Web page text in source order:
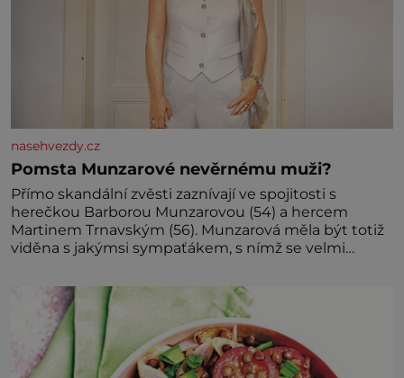
nasehvezdy.cz
Pomsta Munzarové nevěrnému muži?
Přímo skandální zvěsti zaznívají ve spojitosti s
herečkou Barborou Munzarovou (54) a hercem
Martinem Trnavským (56). Munzarová měla být totiž
viděna s jakýmsi sympaťákem, s nímž se velmi